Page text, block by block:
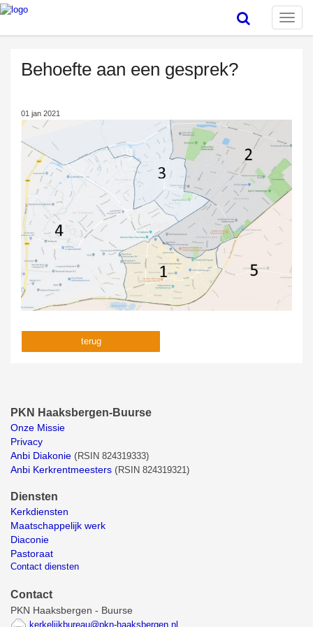
Toggle
Behoefte aan een gesprek?
01 jan 2021
terug
PKN Haaksbergen-Buurse
Onze Missie
Privacy
Anbi Diakonie (RSIN 824319333)
Anbi Kerkrentmeesters (RSIN 824319321)
Diensten
Kerkdiensten
Maatschappelijk werk
Diaconie
Pastoraat
Contact diensten
Contact
PKN Haaksbergen - Buurse